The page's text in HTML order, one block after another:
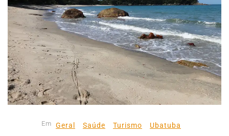
Em Geral Saúde Turismo Ubatuba